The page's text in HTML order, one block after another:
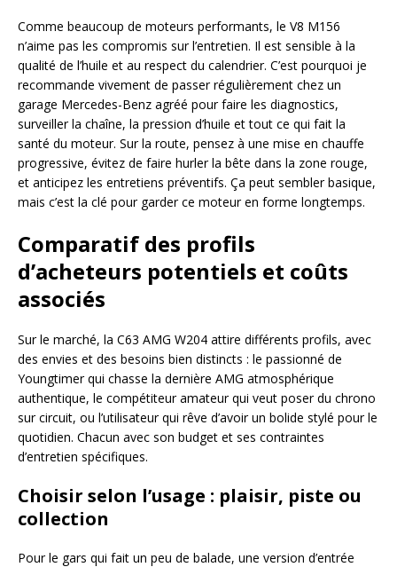
Comme beaucoup de moteurs performants, le V8 M156
n’aime pas les compromis sur l’entretien. Il est sensible à la
qualité de l’huile et au respect du calendrier. C’est pourquoi je
recommande vivement de passer régulièrement chez un
garage Mercedes-Benz agréé pour faire les diagnostics,
surveiller la chaîne, la pression d’huile et tout ce qui fait la
santé du moteur. Sur la route, pensez à une mise en chauffe
progressive, évitez de faire hurler la bête dans la zone rouge,
et anticipez les entretiens préventifs. Ça peut sembler basique,
mais c’est la clé pour garder ce moteur en forme longtemps.
Comparatif des profils
d’acheteurs potentiels et coûts
associés
Sur le marché, la C63 AMG W204 attire différents profils, avec
des envies et des besoins bien distincts : le passionné de
Youngtimer qui chasse la dernière AMG atmosphérique
authentique, le compétiteur amateur qui veut poser du chrono
sur circuit, ou l’utilisateur qui rêve d’avoir un bolide stylé pour le
quotidien. Chacun avec son budget et ses contraintes
d’entretien spécifiques.
Choisir selon l’usage : plaisir, piste ou
collection
Pour le gars qui fait un peu de balade, une version d’entrée